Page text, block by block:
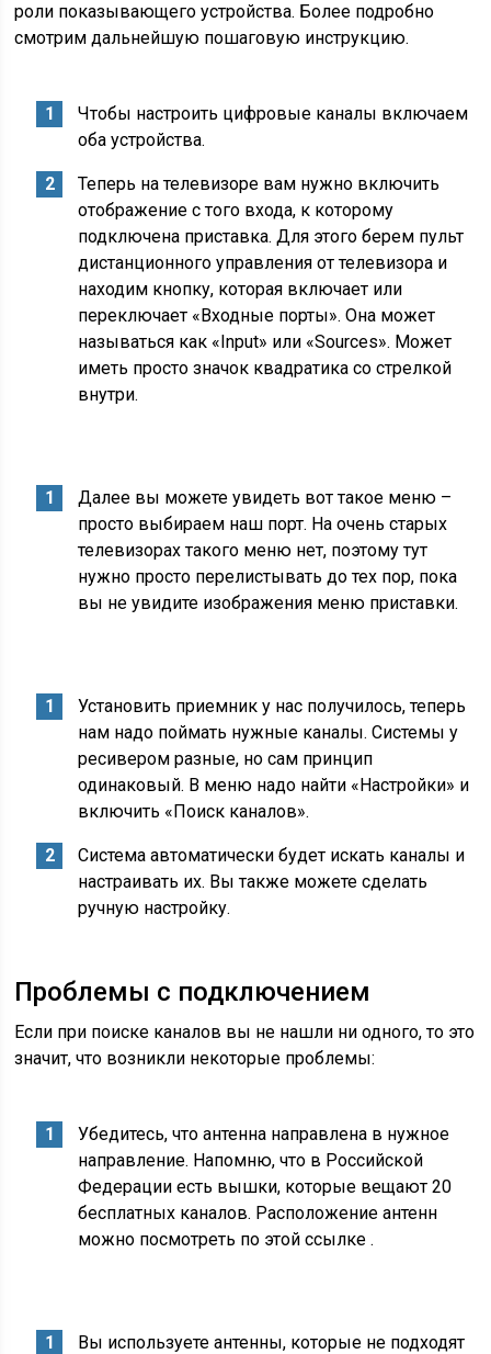
роли показывающего устройства. Более подробно
смотрим дальнейшую пошаговую инструкцию.
Чтобы настроить цифровые каналы включаем
оба устройства.
Теперь на телевизоре вам нужно включить
отображение с того входа, к которому
подключена приставка. Для этого берем пульт
дистанционного управления от телевизора и
находим кнопку, которая включает или
переключает «Входные порты». Она может
называться как «Input» или «Sources». Может
иметь просто значок квадратика со стрелкой
внутри.
Далее вы можете увидеть вот такое меню –
просто выбираем наш порт. На очень старых
телевизорах такого меню нет, поэтому тут
нужно просто перелистывать до тех пор, пока
вы не увидите изображения меню приставки.
Установить приемник у нас получилось, теперь
нам надо поймать нужные каналы. Системы у
ресивером разные, но сам принцип
одинаковый. В меню надо найти «Настройки» и
включить «Поиск каналов».
Система автоматически будет искать каналы и
настраивать их. Вы также можете сделать
ручную настройку.
Проблемы с подключением
Если при поиске каналов вы не нашли ни одного, то это
значит, что возникли некоторые проблемы:
Убедитесь, что антенна направлена в нужное
направление. Напомню, что в Российской
Федерации есть вышки, которые вещают 20
бесплатных каналов. Расположение антенн
можно посмотреть по этой ссылке .
Вы используете антенны, которые не подходят